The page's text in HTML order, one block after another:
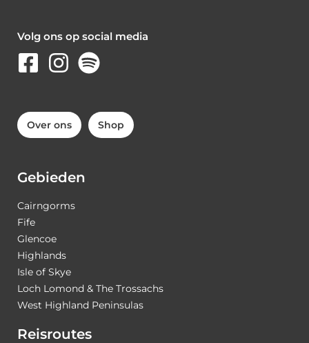
Volg ons op social media
Over ons Shop
Gebieden
Cairngorms
Fife
Glencoe
Highlands
Isle of Skye
Loch Lomond & The Trossachs
West Highland Peninsulas
Reisroutes